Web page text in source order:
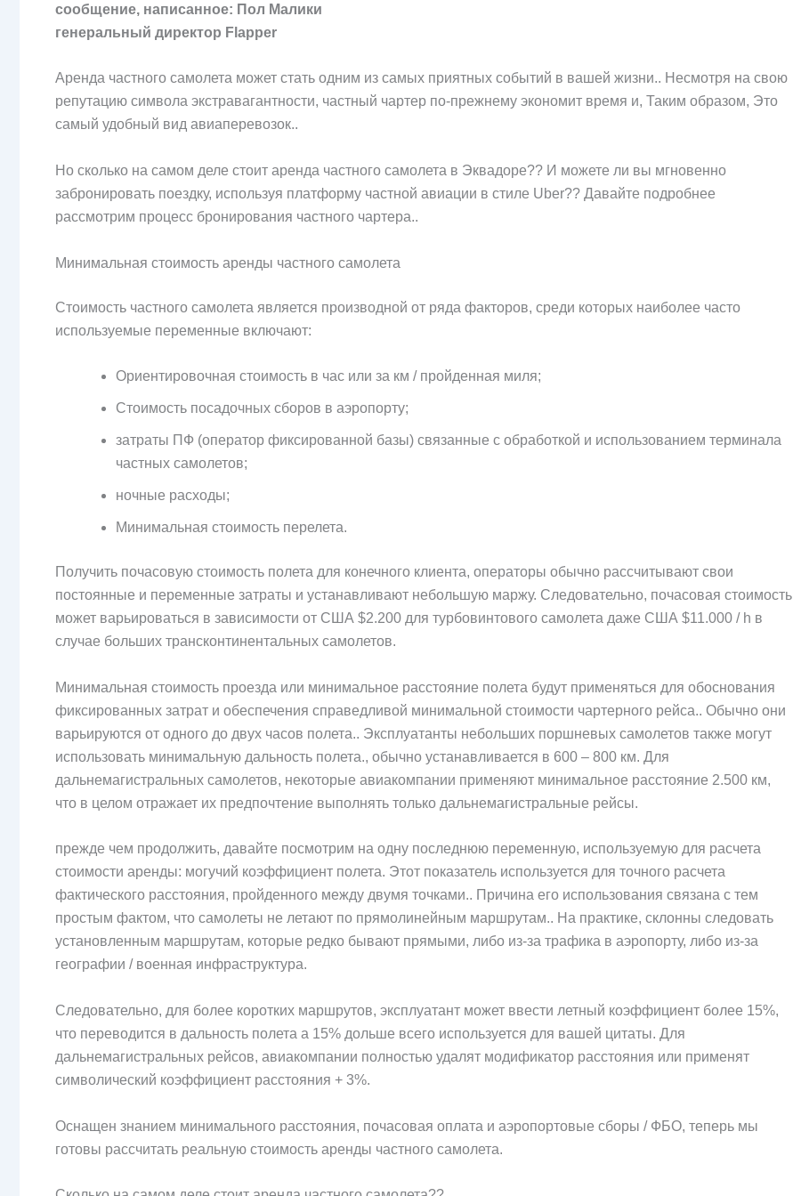
сообщение, написанное: Пол Малики
генеральный директор Flapper
Аренда частного самолета может стать одним из самых приятных событий в вашей жизни.. Несмотря на свою
репутацию символа экстравагантности, частный чартер по-прежнему экономит время и, Таким образом, Это
самый удобный вид авиаперевозок..
Но сколько на самом деле стоит аренда частного самолета в Эквадоре?? И можете ли вы мгновенно
забронировать поездку, используя платформу частной авиации в стиле Uber?? Давайте подробнее
рассмотрим процесс бронирования частного чартера..
Минимальная стоимость аренды частного самолета
Стоимость частного самолета является производной от ряда факторов, среди которых наиболее часто
используемые переменные включают:
Ориентировочная стоимость в час или за км / пройденная миля;
Стоимость посадочных сборов в аэропорту;
затраты ПФ (оператор фиксированной базы) связанные с обработкой и использованием терминала
частных самолетов;
ночные расходы;
Минимальная стоимость перелета.
Получить почасовую стоимость полета для конечного клиента, операторы обычно рассчитывают свои
постоянные и переменные затраты и устанавливают небольшую маржу. Следовательно, почасовая стоимость
может варьироваться в зависимости от США $2.200 для турбовинтового самолета даже США $11.000 / h в
случае больших трансконтинентальных самолетов.
Минимальная стоимость проезда или минимальное расстояние полета будут применяться для обоснования
фиксированных затрат и обеспечения справедливой минимальной стоимости чартерного рейса.. Обычно они
варьируются от одного до двух часов полета.. Эксплуатанты небольших поршневых самолетов также могут
использовать минимальную дальность полета., обычно устанавливается в 600 – 800 км. Для
дальнемагистральных самолетов, некоторые авиакомпании применяют минимальное расстояние 2.500 км,
что в целом отражает их предпочтение выполнять только дальнемагистральные рейсы.
прежде чем продолжить, давайте посмотрим на одну последнюю переменную, используемую для расчета
стоимости аренды: могучий коэффициент полета. Этот показатель используется для точного расчета
фактического расстояния, пройденного между двумя точками.. Причина его использования связана с тем
простым фактом, что самолеты не летают по прямолинейным маршрутам.. На практике, склонны следовать
установленным маршрутам, которые редко бывают прямыми, либо из-за трафика в аэропорту, либо из-за
географии / военная инфраструктура.
Следовательно, для более коротких маршрутов, эксплуатант может ввести летный коэффициент более 15%,
что переводится в дальность полета a 15% дольше всего используется для вашей цитаты. Для
дальнемагистральных рейсов, авиакомпании полностью удалят модификатор расстояния или применят
символический коэффициент расстояния + 3%.
Оснащен знанием минимального расстояния, почасовая оплата и аэропортовые сборы / ФБО, теперь мы
готовы рассчитать реальную стоимость аренды частного самолета.